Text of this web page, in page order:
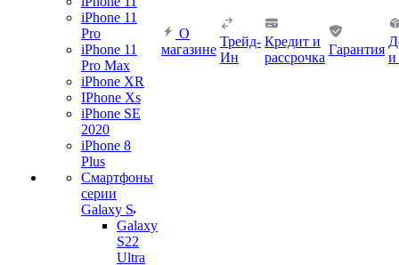
iPhone 11
Pro
iPhone 11
Pro Max
iPhone XR
IPhone Xs
iPhone SE
2020
iPhone 8
Plus
Смартфоны
серии
Galaxy S
Galaxy
S22
Ultra
О
магазине
Трейд-
Ин
Кредит и
рассрочка
Гарантия
и